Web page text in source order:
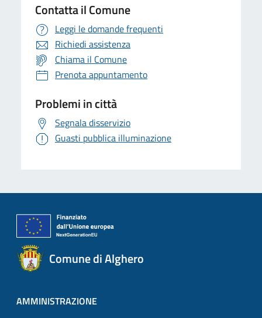
Contatta il Comune
Leggi le domande frequenti
Richiedi assistenza
Chiama il Comune
Prenota appuntamento
Problemi in città
Segnala disservizio
Guasti pubblica illuminazione
Comune di Alghero
AMMINISTRAZIONE